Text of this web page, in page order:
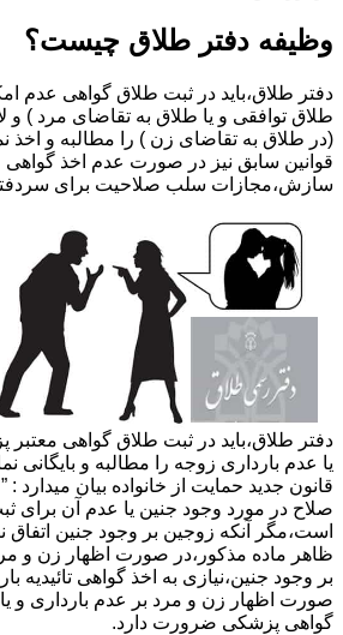
وظیفه دفتر طلاق چیست؟
دفتر طلاق،باید در ثبت طلاق گواهی
طلاق توافقی و یا طلاق به تقاضای مرد )
قوانین سابق نیز در صورت عدم اخذ گواهی
سازش،مجازات سلب صلاحیت برای
دفتر طلاق،باید در ثبت طلاق گواهی معتبر
قانون جدید حمایت از خانواده بیان میدارد
صلاح در مورد وجود جنین یا عدم آن برای
است،مگر آنکه زوجین بر وجود جنین اتفاق
ظاهر ماده مذکور،در صورت اظهار زن و
بر وجود جنین،نیازی به اخذ گواهی تائیدیه
صورت اظهار زن و مرد بر عدم بارداری و یا
گواهی پزشکی ضرورت دارد.